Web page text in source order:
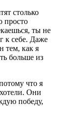
столько
просто
ты не
к себе. Даже
тем, как я
больше из
что я
Они
победу,